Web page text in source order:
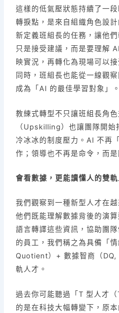
這樣的低氣壓狀態持續了一
轉捩點，是來自組織角色設
新定義班組長的任務，讓他
只是接受建議，而是要理解
映實況，再轉化為現場可以
同時，班組長也能從一線觀
成為「AI 的最佳學習對象」。
教練式轉型不只讓班組長角
（Upskilling）也讓團隊開
冷冰冰的制度壓力。AI 不再
作；領導也不再是命令，而是
會看數據，更能讀懂人的雙
我們觀察到一種新型人才在
他們既能理解數據背後的演
語言轉譯這些資訊，協助團
的員工，我們稱之為具備「
Quotient）+ 數據智商（
軌人才。
過去你可能聽過「T 型人才
的是在科技大幅轉變下，原